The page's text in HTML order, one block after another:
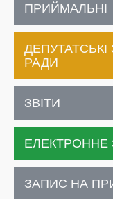
ПРИЙМАЛЬНІ
РАДИ
ЗВІТИ
ЕЛЕКТРОННЕ
ЗАПИС НА